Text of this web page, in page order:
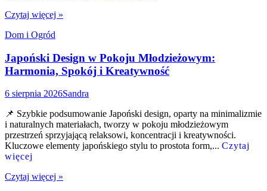
Czytaj więcej »
Dom i Ogród
Japoński Design w Pokoju Młodzieżowym:
Harmonia, Spokój i Kreatywność
6 sierpnia 2026Sandra
📌 Szybkie podsumowanie Japoński design, oparty na minimalizmie
i naturalnych materiałach, tworzy w pokoju młodzieżowym
przestrzeń sprzyjającą relaksowi, koncentracji i kreatywności.
Kluczowe elementy japońskiego stylu to prostota form,... Czytaj
więcej
Czytaj więcej »